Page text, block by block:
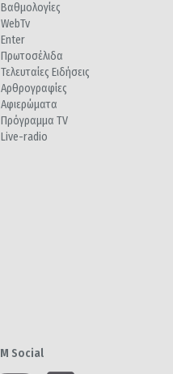
Βαθμολογίες
WebTv
Enter
Πρωτοσέλιδα
Τελευταίες Ειδήσεις
Αρθρογραφίες
Αφιερώματα
Πρόγραμμα TV
Live-radio
Social